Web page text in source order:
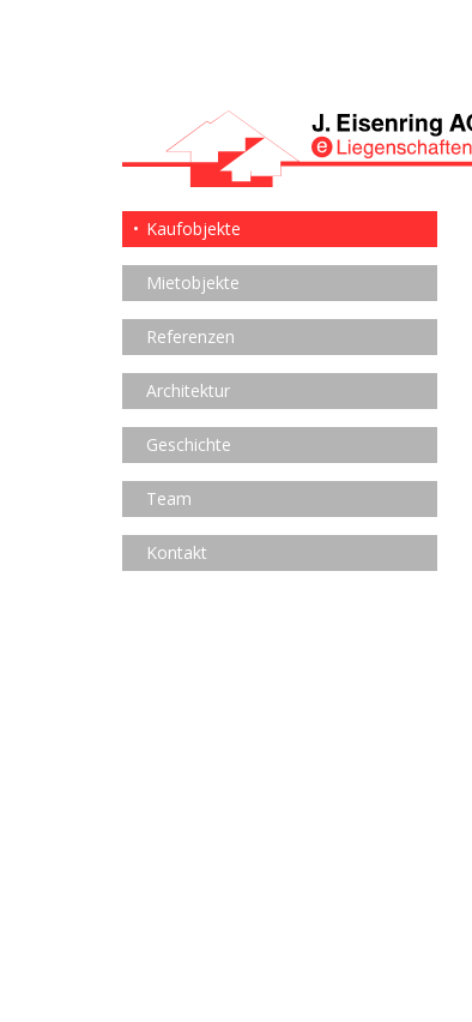
Kaufobjekte
Mietobjekte
Referenzen
Architektur
Geschichte
Team
Kontakt